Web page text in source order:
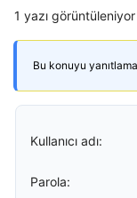
1 yazı
Bu konuyu
Kullanıcı adı:
Parola: